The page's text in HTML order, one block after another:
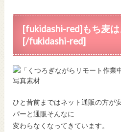
[fukidashi-red]もち麦
[/fukidashi-red]
ひと昔前まではネット通販の方が
パーと通販そんなに
変わらなくなってきています。